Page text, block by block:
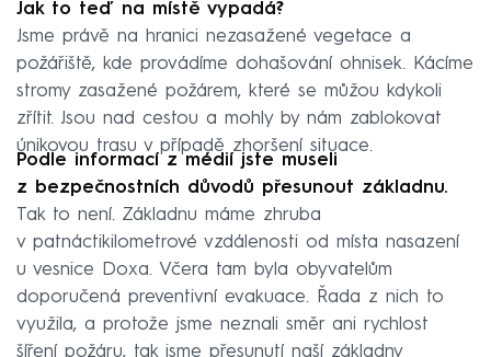
Jak to teď na místě vypadá?
Jsme právě na hranici nezasažené vegetace a
požářiště, kde provádíme dohašování ohnisek. Kácíme
stromy zasažené požárem, které se můžou kdykoli
zřítit. Jsou nad cestou a mohly by nám zablokovat
únikovou trasu v případě zhoršení situace.
Podle informací z médií jste museli
z bezpečnostních důvodů přesunout základnu.
Tak to není. Základnu máme zhruba
v patnáctikilometrové vzdálenosti od místa nasazení
u vesnice Doxa. Včera tam byla obyvatelům
doporučená preventivní evakuace. Řada z nich to
využila, a protože jsme neznali směr ani rychlost
šíření požáru, tak jsme přesunutí naší základny